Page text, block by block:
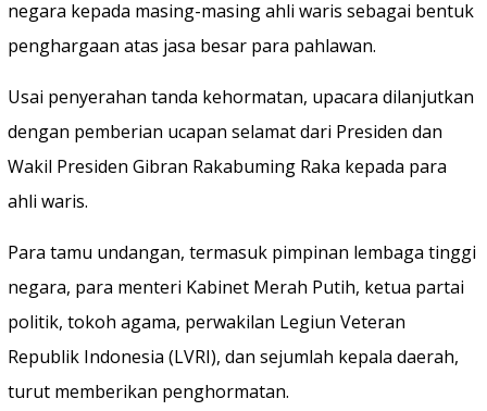
negara kepada masing-masing ahli waris sebagai bentuk
penghargaan atas jasa besar para pahlawan.
Usai penyerahan tanda kehormatan, upacara dilanjutkan
dengan pemberian ucapan selamat dari Presiden dan
Wakil Presiden Gibran Rakabuming Raka kepada para
ahli waris.
Para tamu undangan, termasuk pimpinan lembaga tinggi
negara, para menteri Kabinet Merah Putih, ketua partai
politik, tokoh agama, perwakilan Legiun Veteran
Republik Indonesia (LVRI), dan sejumlah kepala daerah,
turut memberikan penghormatan.